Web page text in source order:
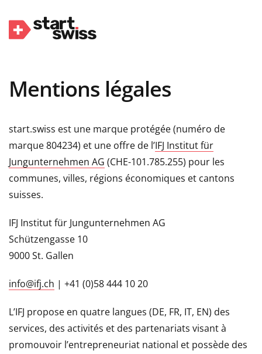
Mentions légales
start.swiss est une marque protégée (numéro de
marque 804234) et une offre de l’IFJ Institut für
Jungunternehmen AG (CHE-101.785.255) pour les
communes, villes, régions économiques et cantons
suisses.
IFJ Institut für Jungunternehmen AG
Schützengasse 10
9000 St. Gallen
info@ifj.ch | +41 (0)58 444 10 20
L’IFJ propose en quatre langues (DE, FR, IT, EN) des
services, des activités et des partenariats visant à
promouvoir l’entrepreneuriat national et possède des